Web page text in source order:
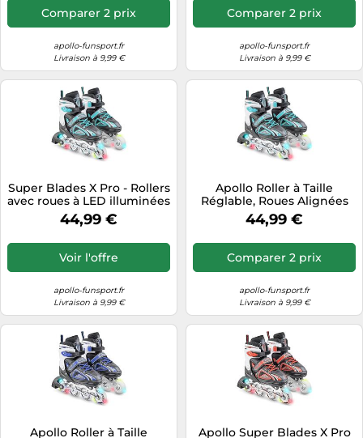
Télévision & vidéo
Comparer 2 prix
apollo-funsport.fr
Livraison à 9,99 €
Comparer 2 prix
apollo-funsport.fr
Livraison à 9,99 €
Super Blades X Pro - Rollers
avec roues à LED illuminées
- Menthe
44,99 €
Voir l'offre
apollo-funsport.fr
Livraison à 9,99 €
Apollo Roller à Taille
Réglable, Roues Alignées
LED, Tailles 31-42
44,99 €
Comparer 2 prix
apollo-funsport.fr
Livraison à 9,99 €
Apollo Roller à Taille
Apollo Super Blades X Pro